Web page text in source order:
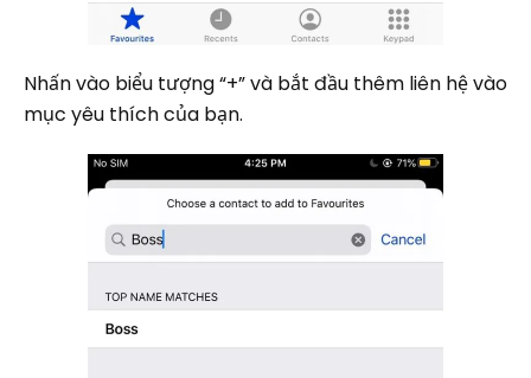
Nhấn vào biểu tượng “+” và bắt đầu thêm liên hệ vào
mục yêu thích của bạn.